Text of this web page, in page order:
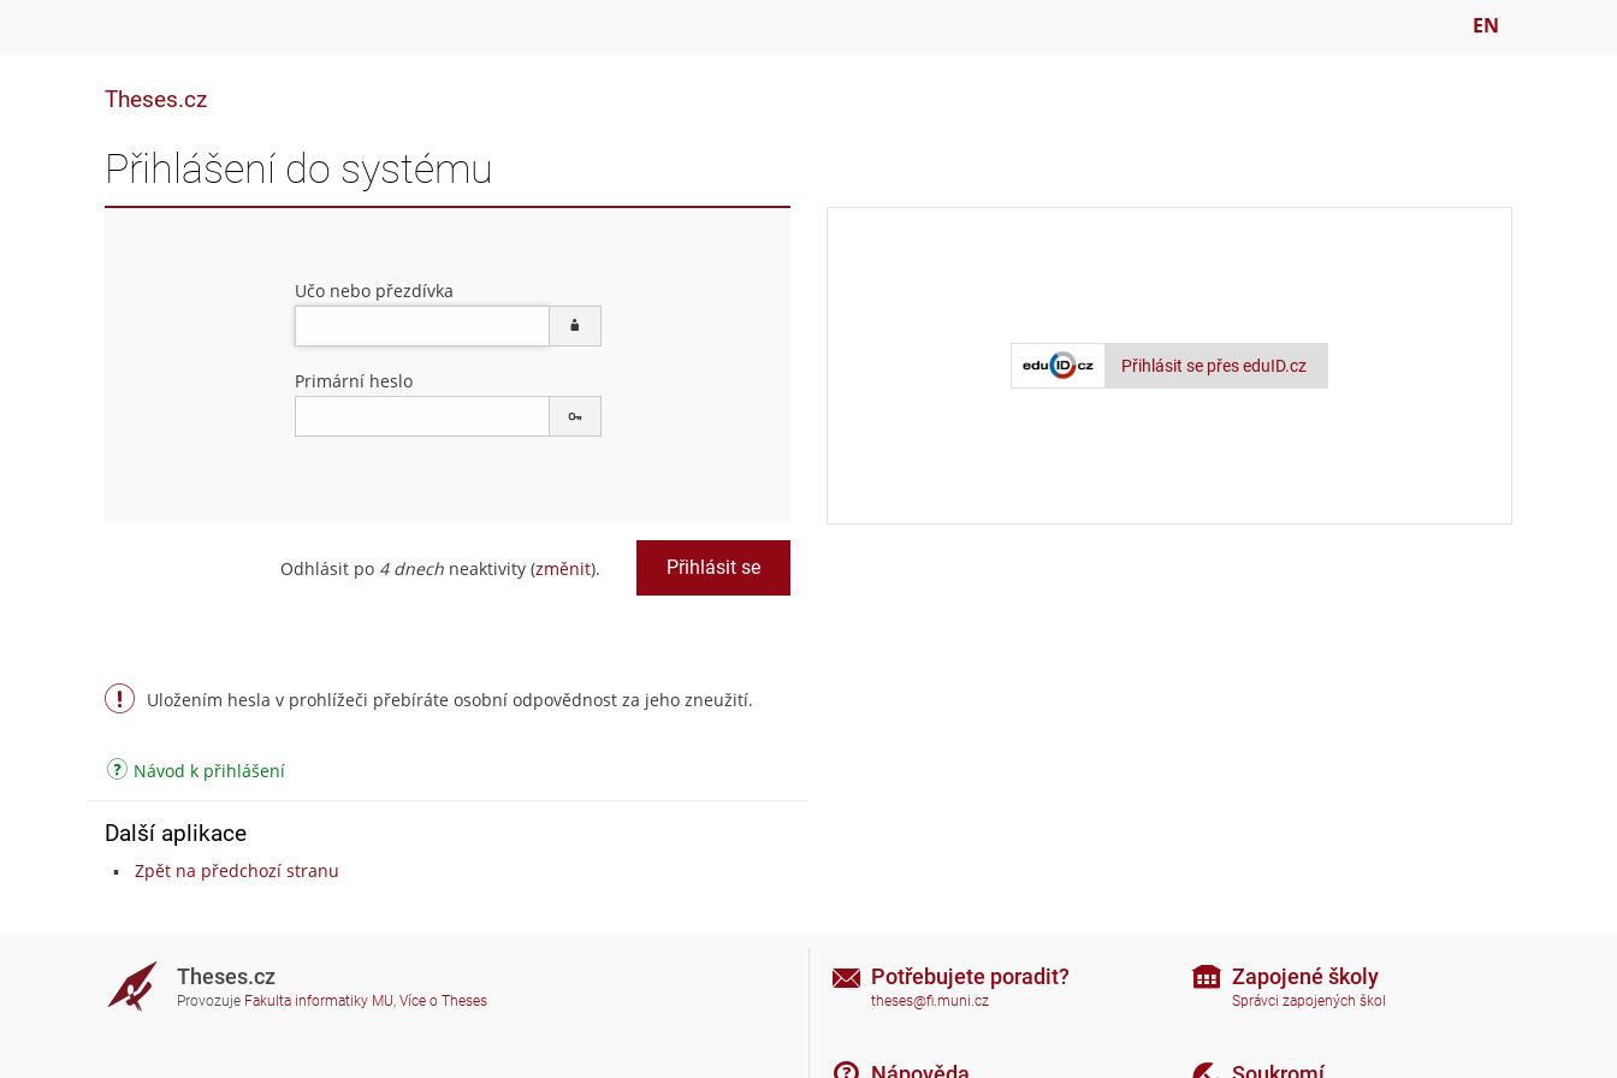
EN
Theses.cz
Přihlášení do systému
Učo nebo přezdívka
Primární heslo
Odhlásit po 4 dnech neaktivity (změnit).
Přihlásit se přes eduID.cz
Uložením hesla v prohlížeči přebíráte osobní odpovědnost za jeho zneužití.
Návod k přihlášení
Další aplikace
Zpět na předchozí stranu
Theses.cz
Provozuje Fakulta informatiky MU, Více o Theses
Potřebujete poradit?
theses@fi.muni.cz
Zapojené školy
Správci zapojených škol